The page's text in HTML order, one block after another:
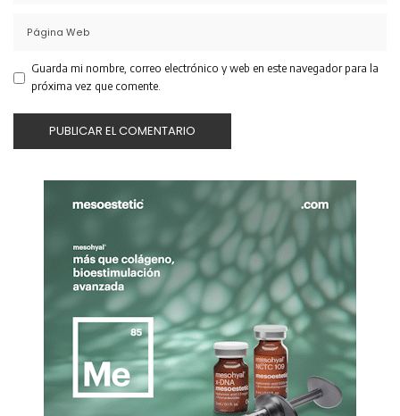
Guarda mi nombre, correo electrónico y web en este navegador para la
próxima vez que comente.